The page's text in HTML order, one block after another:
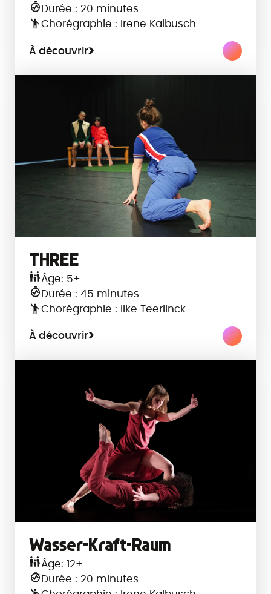
Durée : 20 minutes
Chorégraphie : Irene Kalbusch
À découvrir
THREE
Âge: 5+
Durée : 45 minutes
Chorégraphie : Ilke Teerlinck
À découvrir
Wasser-Kraft-Raum
Âge: 12+
Durée : 20 minutes